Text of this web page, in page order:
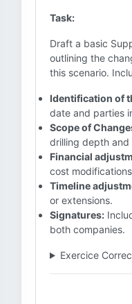
Task:
Draft a basic
outlining the
this scenario.
Identification of
date and parties
Scope of
drilling depth and
Financial
cost
Timeline
or extensions.
Signatures:
both companies.
Exercice